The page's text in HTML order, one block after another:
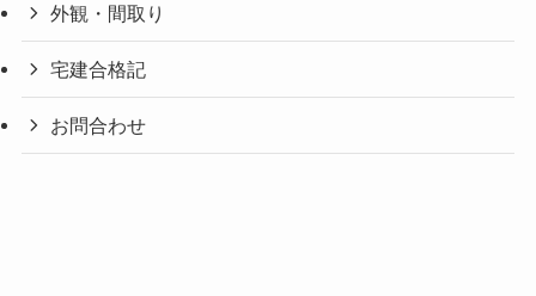
外観・間取り
宅建合格記
お問合わせ